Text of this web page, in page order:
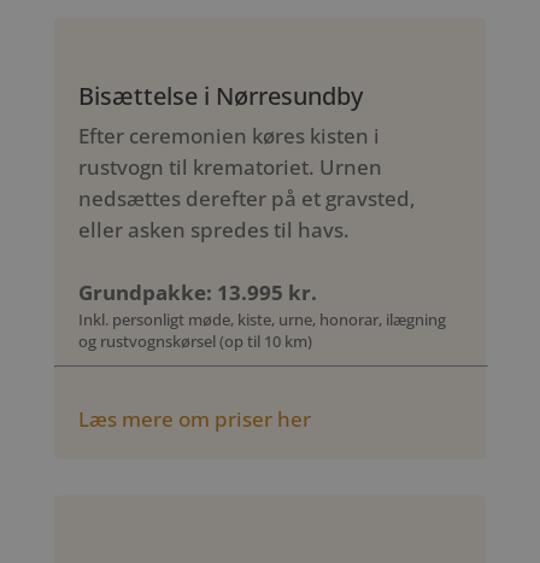
Bisættelse i Nørresundby
Efter ceremonien køres kisten i
rustvogn til krematoriet. Urnen
nedsættes derefter på et gravsted,
eller asken spredes til havs.
Grundpakke: 13.995 kr.
Inkl. personligt møde, kiste, urne, honorar, ilægning
og rustvognskørsel (op til 10 km)
Læs mere om priser her